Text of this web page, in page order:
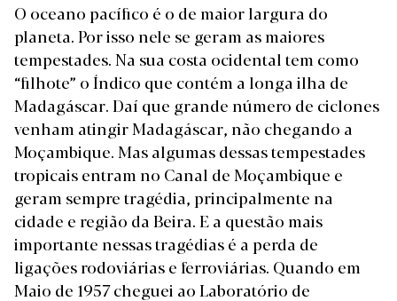
O oceano pacífico é o de maior largura do
planeta. Por isso nele se geram as maiores
tempestades. Na sua costa ocidental tem como
“filhote” o Índico que contém a longa ilha de
Madagáscar. Daí que grande número de ciclones
venham atingir Madagáscar, não chegando a
Moçambique. Mas algumas dessas tempestades
tropicais entram no Canal de Moçambique e
geram sempre tragédia, principalmente na
cidade e região da Beira. E a questão mais
importante nessas tragédias é a perda de
ligações rodoviárias e ferroviárias. Quando em
Maio de 1957 cheguei ao Laboratório de